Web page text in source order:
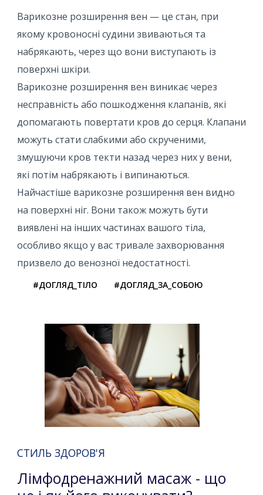
Варикозне розширення вен — це стан, при
якому кровоносні судини звиваються та
набрякають, через що вони виступають із
поверхні шкіри.
Варикозне розширення вен виникає через
несправність або пошкодження клапанів, які
допомагають повертати кров до серця. Клапани
можуть стати слабкими або скрученими,
змушуючи кров текти назад через них у вени,
які потім набрякають і випинаються.
Найчастіше варикозне розширення вен видно
на поверхні ніг. Вони також можуть бути
виявлені на інших частинах вашого тіла,
особливо якщо у вас тривале захворювання
призвело до венозної недостатності.
#ДОГЛЯД_ТІЛО #ДОГЛЯД_ЗА_СОБОЮ
СТИЛЬ ЗДОРОВ'Я
Лімфодренажний масаж - що